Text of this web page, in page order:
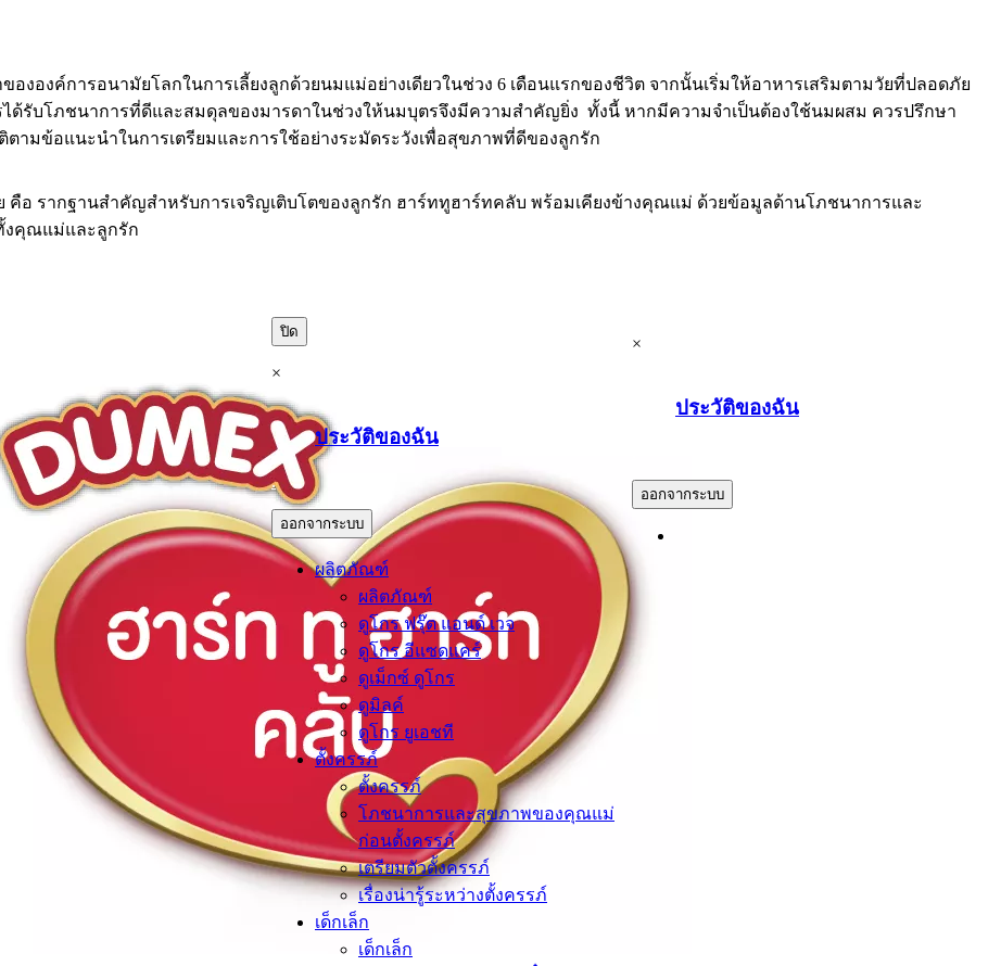
องค์การอนามัยโลกในการเลี้ยงลูกด้วยนมแม่อย่างเดียวในช่วง 6 เดือนแรกของชีวิต จากนั้นเริ่มให้อาหารเสริมตามวัยที่ปลอดภัย
ด้รับโภชนาการที่ดีและสมดุลของมารดาในช่วงให้นมบุตรจึงมีความสำคัญยิ่ง ทั้งนี้ หากมีความจำเป็นต้องใช้นมผสม ควรปรึกษา
มข้อแนะนำในการเตรียมและการใช้อย่างระมัดระวังเพื่อสุขภาพที่ดีของลูกรัก
อ รากฐานสำคัญสำหรับการเจริญเติบโตของลูกรัก ฮาร์ททูฮาร์ทคลับ พร้อมเคียงข้างคุณแม่ ด้วยข้อมูลด้านโภชนาการและ
งคุณแม่และลูกรัก
ปิด
×
ประวัติของฉัน
.
ออกจากระบบ
ผลิตภัณฑ์
ผลิตภัณฑ์
ดูโกร ฟรุ๊ต แอนด์ เวจ
ดูโกร อีแซดแคร์
ดูเม็กซ์ ดูโกร
ดูมิลค์
ดูโกร ยูเอชที
ตั้งครรภ์​
ตั้งครรภ์​
โภชนาการและสุขภาพของคุณแม่
ก่อนตั้งครรภ์
เตรียมตัวตั้งครรภ์
เรื่องน่ารู้ระหว่างตั้งครรภ์
เด็กเล็ก​
เด็กเล็ก​
×
ประวัติของฉัน
ออกจากระบบ